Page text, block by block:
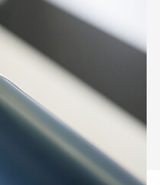
filmes, vagy
teljesítéséhez.
BŐVEBBEN